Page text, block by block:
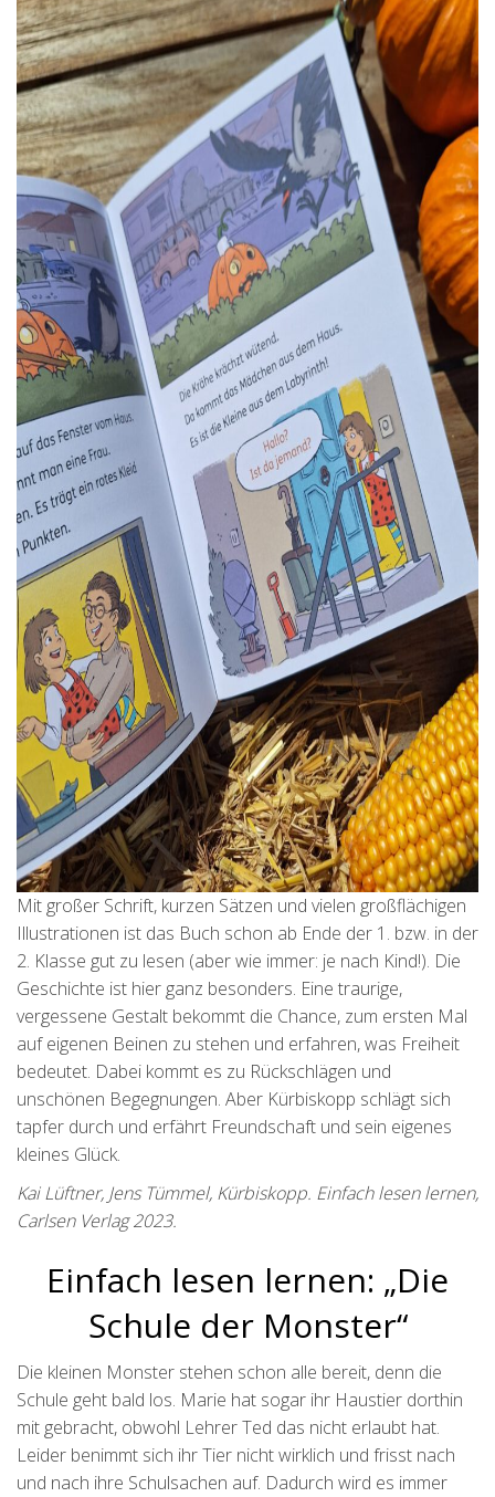
Mit großer Schrift, kurzen Sätzen und vielen großflächigen
Illustrationen ist das Buch schon ab Ende der 1. bzw. in der
2. Klasse gut zu lesen (aber wie immer: je nach Kind!). Die
Geschichte ist hier ganz besonders. Eine traurige,
vergessene Gestalt bekommt die Chance, zum ersten Mal
auf eigenen Beinen zu stehen und erfahren, was Freiheit
bedeutet. Dabei kommt es zu Rückschlägen und
unschönen Begegnungen. Aber Kürbiskopp schlägt sich
tapfer durch und erfährt Freundschaft und sein eigenes
kleines Glück.
Kai Lüftner, Jens Tümmel, Kürbiskopp. Einfach lesen lernen,
Carlsen Verlag 2023.
Einfach lesen lernen: „Die
Schule der Monster“
Die kleinen Monster stehen schon alle bereit, denn die
Schule geht bald los. Marie hat sogar ihr Haustier dorthin
mit gebracht, obwohl Lehrer Ted das nicht erlaubt hat.
Leider benimmt sich ihr Tier nicht wirklich und frisst nach
und nach ihre Schulsachen auf. Dadurch wird es immer